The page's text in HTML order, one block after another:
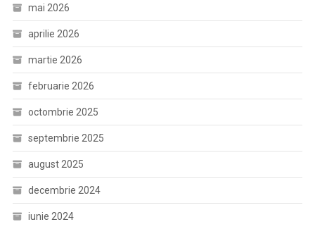
mai 2026
aprilie 2026
martie 2026
februarie 2026
octombrie 2025
septembrie 2025
august 2025
decembrie 2024
iunie 2024